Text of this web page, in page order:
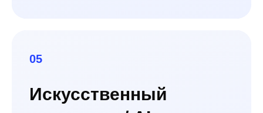
Технологии
Mobile Frontend Backend